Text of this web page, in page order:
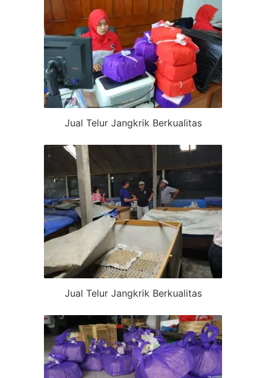
Jual Telur Jangkrik Berkualitas
Jual Telur Jangkrik Berkualitas